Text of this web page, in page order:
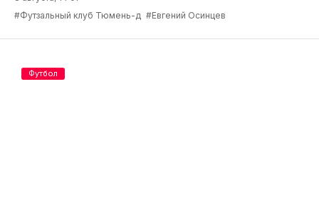
#Футзальный клуб Тюмень-д #Евгений Осинцев
Футбол